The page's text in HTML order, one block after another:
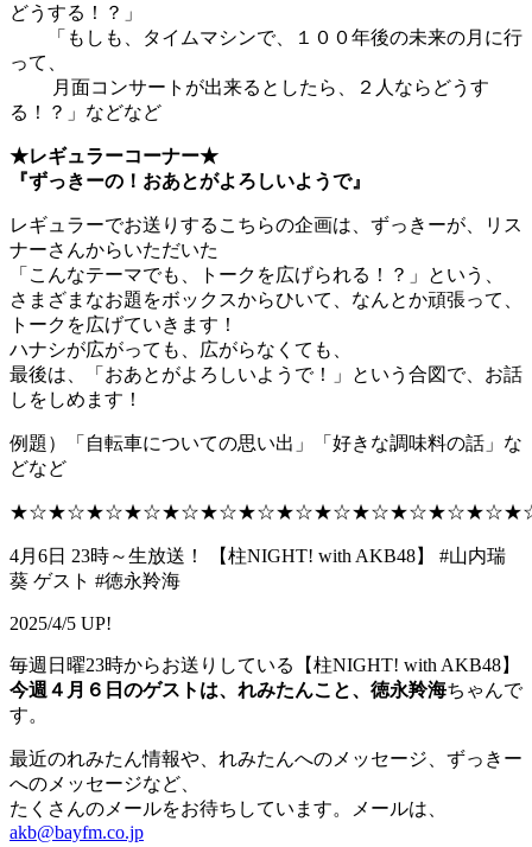
どうする！？」
「もしも、タイムマシンで、１００年後の未来の月に行
って、
月面コンサートが出来るとしたら、２人ならどうす
る！？」などなど
★レギュラーコーナー★
『ずっきーの！おあとがよろしいようで』
レギュラーでお送りするこちらの企画は、ずっきーが、リス
ナーさんからいただいた
「こんなテーマでも、トークを広げられる！？」という、
さまざまなお題をボックスからひいて、なんとか頑張って、
トークを広げていきます！
ハナシが広がっても、広がらなくても、
最後は、「おあとがよろしいようで！」という合図で、お話
しをしめます！
例題）「自転車についての思い出」「好きな調味料の話」な
どなど
4月6日 23時～生放送！ 【柱NIGHT! with AKB48】 #山内瑞
葵 ゲスト #徳永羚海
2025/4/5 UP!
毎週日曜23時からお送りしている【柱NIGHT! with AKB48】
今週４月６日のゲストは、れみたんこと、徳永羚海ちゃんで
す。
最近のれみたん情報や、れみたんへのメッセージ、ずっきー
へのメッセージなど、
たくさんのメールをお待ちしています。メールは、
akb@bayfm.co.jp